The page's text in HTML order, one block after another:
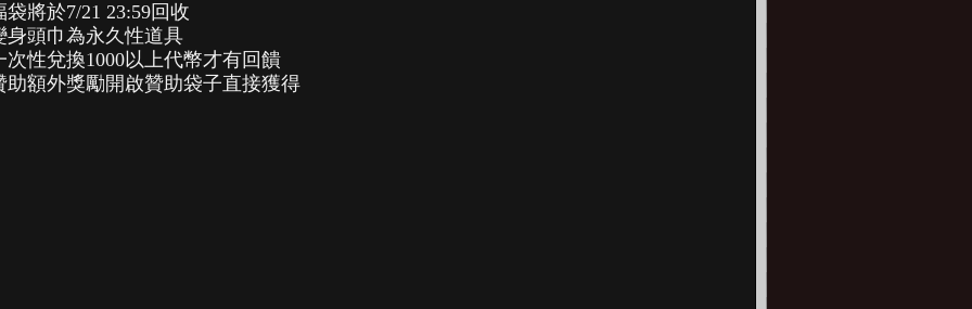
袋將於7/21 23:59回收
身頭巾為永久性道具
次性兌換1000以上代幣才有回饋
助額外獎勵開啟贊助袋子直接獲得